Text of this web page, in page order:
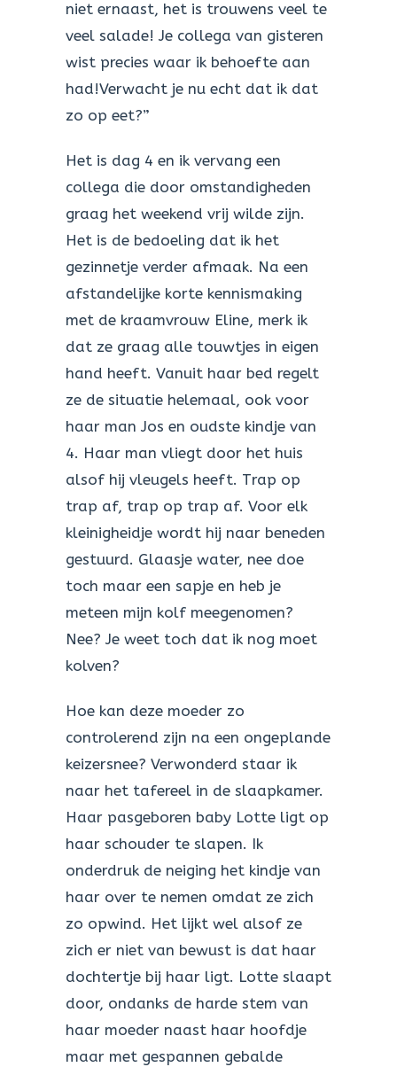
niet ernaast, het is trouwens veel te
veel salade! Je collega van gisteren
wist precies waar ik behoefte aan
had!Verwacht je nu echt dat ik dat
zo op eet?”
Het is dag 4 en ik vervang een
collega die door omstandigheden
graag het weekend vrij wilde zijn.
Het is de bedoeling dat ik het
gezinnetje verder afmaak. Na een
afstandelijke korte kennismaking
met de kraamvrouw Eline, merk ik
dat ze graag alle touwtjes in eigen
hand heeft. Vanuit haar bed regelt
ze de situatie helemaal, ook voor
haar man Jos en oudste kindje van
4. Haar man vliegt door het huis
alsof hij vleugels heeft. Trap op
trap af, trap op trap af. Voor elk
kleinigheidje wordt hij naar beneden
gestuurd. Glaasje water, nee doe
toch maar een sapje en heb je
meteen mijn kolf meegenomen?
Nee? Je weet toch dat ik nog moet
kolven?
Hoe kan deze moeder zo
controlerend zijn na een ongeplande
keizersnee? Verwonderd staar ik
naar het tafereel in de slaapkamer.
Haar pasgeboren baby Lotte ligt op
haar schouder te slapen. Ik
onderdruk de neiging het kindje van
haar over te nemen omdat ze zich
zo opwind. Het lijkt wel alsof ze
zich er niet van bewust is dat haar
dochtertje bij haar ligt. Lotte slaapt
door, ondanks de harde stem van
haar moeder naast haar hoofdje
maar met gespannen gebalde